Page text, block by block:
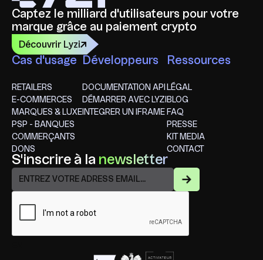
Captez le milliard d'utilisateurs pour votre
marque grâce au paiement crypto
Découvrir Lyzi
Cas d'usage
RETAILERS
E-COMMERCES
MARQUES & LUXE
PSP - BANQUES
COMMERÇANTS
DONS
Développeurs
DOCUMENTATION API
DÉMARRER AVEC LYZI
INTEGRER UN IFRAME
Ressources
LÉGAL
BLOG
FAQ
PRESSE
KIT MEDIA
CONTACT
S'inscrire à la newsletter